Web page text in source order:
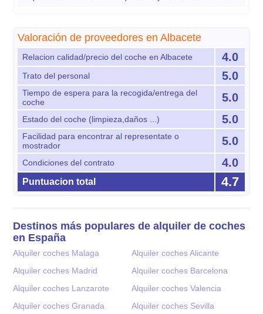
Valoración de proveedores en Albacete
Relacion calidad/precio del coche en Albacete 4.0
Trato del personal 5.0
Tiempo de espera para la recogida/entrega del
coche
5.0
Estado del coche (limpieza,daños ...) 5.0
Facilidad para encontrar al representate o
mostrador
5.0
Condiciones del contrato 4.0
Puntuacion total 4.7
Destinos más populares de alquiler de coches
en España
Alquiler coches Malaga
Alquiler coches Alicante
Alquiler coches Madrid
Alquiler coches Barcelona
Alquiler coches Lanzarote
Alquiler coches Valencia
Alquiler coches Granada
Alquiler coches Sevilla